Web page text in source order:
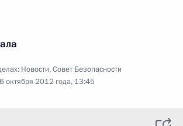
Новости,Совет Безопасности
октября 2012 года, 13:45